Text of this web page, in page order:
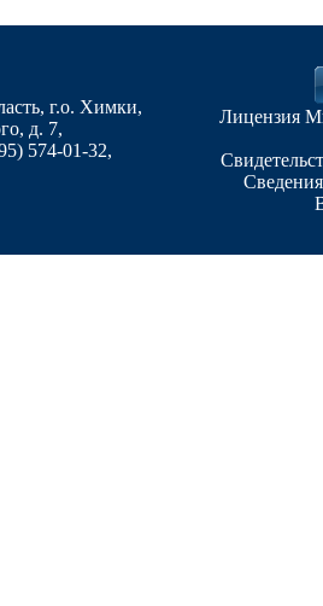
г.о. Химки,
д. 7,
574-01-32,
Лицензия